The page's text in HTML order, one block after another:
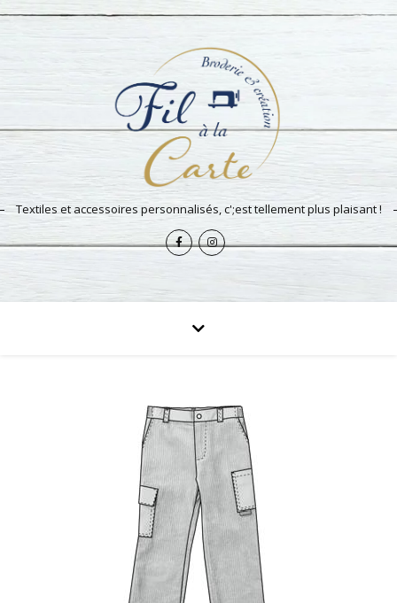
Textiles et accessoires personnalisés, c';est tellement plus plaisant !